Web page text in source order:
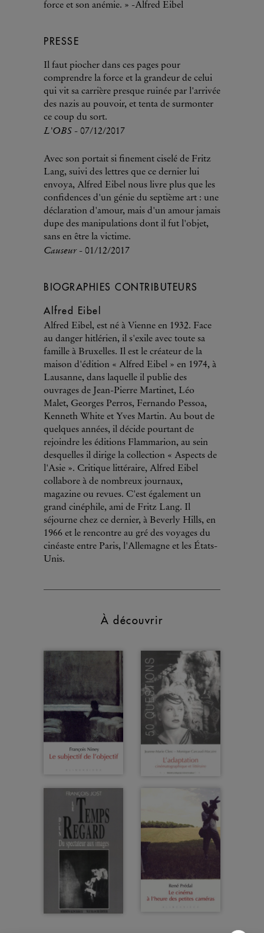
force et son anémie. » -Alfred Eibel
PRESSE
Il faut piocher dans ces pages pour
comprendre la force et la grandeur de celui
qui vit sa carrière presque ruinée par l'arrivée
des nazis au pouvoir, et tenta de surmonter
ce coup du sort.
L'OBS - 07/12/2017
Avec son portait si finement ciselé de Fritz
Lang, suivi des lettres que ce dernier lui
envoya, Alfred Eibel nous livre plus que les
confidences d'un génie du septième art : une
déclaration d'amour, mais d'un amour jamais
dupe des manipulations dont il fut l'objet,
sans en être la victime.
Causeur- 01/12/2017
BIOGRAPHIES CONTRIBUTEURS
Alfred Eibel
Alfred Eibel, est né à Vienne en 1932. Face
au danger hitlérien, il s'exile avec toute sa
famille à Bruxelles. Il est le créateur de la
maison d'édition « Alfred Eibel » en 1974, à
Lausanne, dans laquelle il publie des
ouvrages de Jean-Pierre Martinet, Léo
Malet, Georges Perros, Fernando Pessoa,
Kenneth White et Yves Martin. Au bout de
quelques années, il décide pourtant de
rejoindre les éditions Flammarion, au sein
desquelles il dirige la collection « Aspects de
l'Asie ». Critique littéraire, Alfred Eibel
collabore à de nombreux journaux,
magazine ou revues. C'est également un
grand cinéphile, ami de Fritz Lang. Il
séjourne chez ce dernier, à Beverly Hills, en
1966 et le rencontre au gré des voyages du
cinéaste entre Paris, l'Allemagne et les États-
Unis.
À découvrir